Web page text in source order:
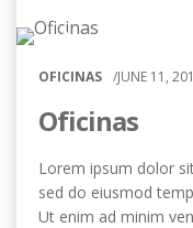
OFICINAS /JUNE 11,
Oficinas
Lorem ipsum dolor
sed do eiusmod
Ut enim ad minim